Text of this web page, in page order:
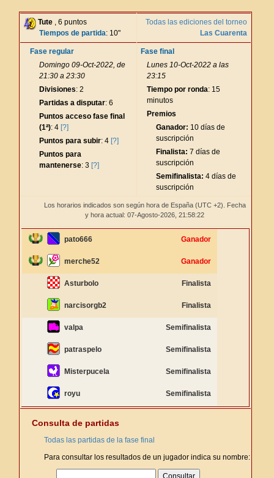
Tute , 6 puntos
Tiempos de partida: 10"
Todas las ediciones del torneo
Las Cuarenta
Fase regular
Domingo 09-Oct-2022, de
21:30 a 23:30
Divisiones: 2
Partidas a disputar: 6
Puntos acceso fase final
(1ª): 4 [?]
Puntos para subir: 4 [?]
Puntos para
mantenerse: 3 [?]
Fase final
Lunes 10-Oct-2022 a las
23:15
Tiempo por ronda: 15
minutos
Premios
Ganador: 10 días de
suscripción
Finalista: 7 días de
suscripción
Semifinalista: 4 días de
suscripción
Los horarios indicados son según hora de España (UTC +2). Fecha
y hora actual: 07-Agosto-2026, 21:58:22
pato666 Ganador
merche52 Ganador
Asturbolo Finalista
narcisorgb2 Finalista
valpa Semifinalista
patraspelo Semifinalista
Misterpucela Semifinalista
royu Semifinalista
Consulta de partidas
Todas las partidas de la fase final
Para consultar los resultados de un jugador indica su nombre: